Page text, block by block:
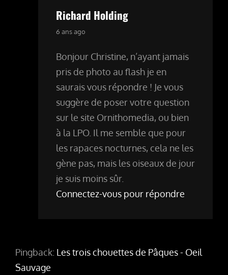
Richard Holding
says:
6 ans ago
Bonjour Christine, n’ayant jamais
pris de photo au flash je en
saurais vous répondre ! Je vous
suggère de poser votre question
sur le site Ornithomedia, ou bien
à la LPO. Il me semble que pour
les rapaces nocturnes, cela ne les
gène pas, mais les oiseaux de jour
je suis moins sûr.
Connectez-vous pour répondre
Pingback: Les trois chouettes de Pâques - Oeil
Sauvage